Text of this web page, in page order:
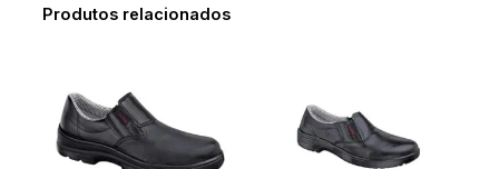
Produtos relacionados